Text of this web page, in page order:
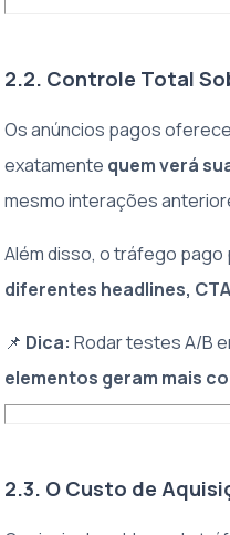
2.2. Controle Total
Os anúncios pagos
exatamente quem verá
mesmo interações
Além disso, o tráfego pago
diferentes headlines,
📌 Dica: Rodar testes A/B
elementos geram mais
2.3. O Custo de